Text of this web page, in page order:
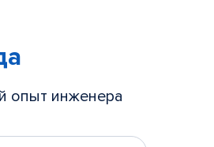
опыт инженера